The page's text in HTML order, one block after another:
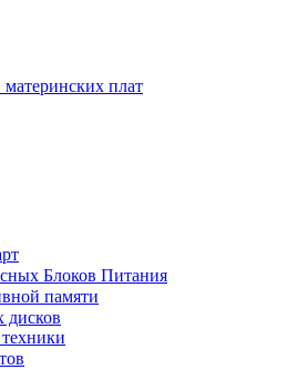
плат
Блоков Питания
памяти